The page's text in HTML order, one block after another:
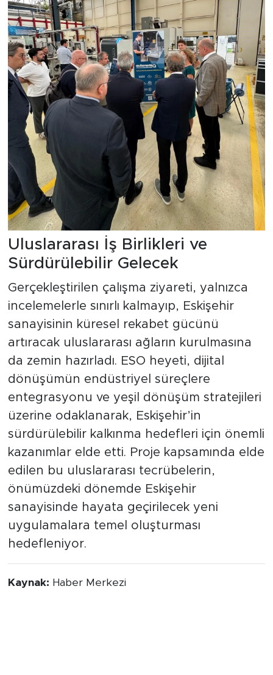
Uluslararası İş Birlikleri ve
Sürdürülebilir Gelecek
Gerçekleştirilen çalışma ziyareti, yalnızca
incelemelerle sınırlı kalmayıp, Eskişehir
sanayisinin küresel rekabet gücünü
artıracak uluslararası ağların kurulmasına
da zemin hazırladı. ESO heyeti, dijital
dönüşümün endüstriyel süreçlere
entegrasyonu ve yeşil dönüşüm stratejileri
üzerine odaklanarak, Eskişehir’in
sürdürülebilir kalkınma hedefleri için önemli
kazanımlar elde etti. Proje kapsamında elde
edilen bu uluslararası tecrübelerin,
önümüzdeki dönemde Eskişehir
sanayisinde hayata geçirilecek yeni
uygulamalara temel oluşturması
hedefleniyor.
Kaynak: Haber Merkezi